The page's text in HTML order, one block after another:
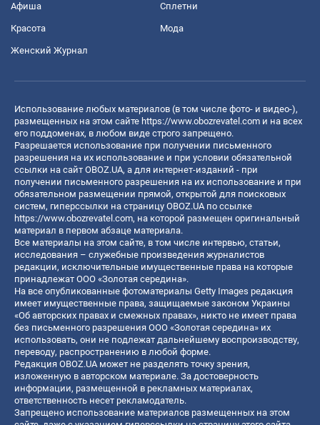
Афиша Сплетни
Красота Мода
Женский Журнал
Использование любых материалов (в том числе фото- и видео-),
размещенных на этом сайте https://www.obozrevatel.com и на всех
его поддоменах, в любом виде строго запрещено.
Разрешается использование при получении письменного
разрешения на их использование и при условии обязательной
ссылки на сайт OBOZ.UA, а для интернет-изданий - при
получении письменного разрешения на их использование и при
обязательном размещении прямой, открытой для поисковых
систем, гиперссылки на страницу OBOZ.UA по ссылке
https://www.obozrevatel.com, на которой размещен оригинальный
материал в первом абзаце материала.
Все материалы на этом сайте, в том числе интервью, статьи,
исследования – служебные произведения журналистов
редакции, исключительные имущественные права на которые
принадлежат ООО «Золотая середина».
На все опубликованные фотоматериалы Getty Images редакция
имеет имущественные права, защищаемые законом Украины
«Об авторских правах и смежных правах», никто не имеет права
без письменного разрешения ООО «Золотая середина» их
использовать, они не подлежат дальнейшему воспроизводству,
переводу, распространению в любой форме.
Редакция OBOZ.UA может не разделять точку зрения,
изложенную в авторском материале. За достоверность
информации, размещенной в рекламных материалах,
ответственность несет рекламодатель.
Запрещено использование материалов размещенных на этом